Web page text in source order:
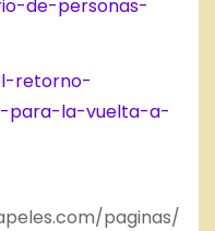
de-personas-
retorno-
para-la-vuelta-a-
paginas/